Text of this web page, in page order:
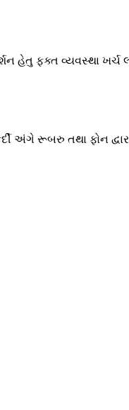
હેતુ ફક્ત વ્યવસ્થા ખર્ચ
અંગે રૂબરુ તથા ફોન દ્વારા